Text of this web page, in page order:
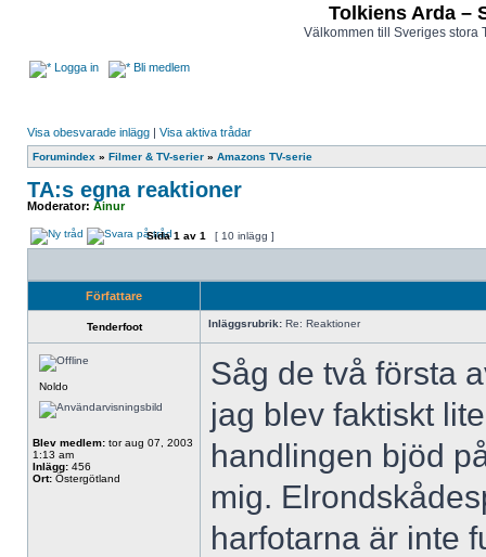
Tolkiens Arda –
Välkommen till Sveriges stora
Logga in Bli medlem
Visa obesvarade inlägg | Visa aktiva trådar
Forumindex » Filmer & TV-serier » Amazons TV-serie
TA:s egna reaktioner
Moderator: Ainur
Sida1 av 1 [ 10 inlägg ]
Författare
Tenderfoot Inläggsrubrik: Re: Reaktioner
Noldo
Blev medlem: tor aug 07, 2003
1:13 am
Inlägg: 456
Ort: Östergötland
Såg de två första
jag blev faktiskt
handlingen bjöd
mig.
harfotarna är inte